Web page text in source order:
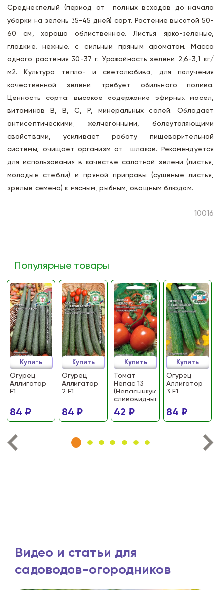
Среднеспелый (период от полных всходов до начала
уборки на зелень 35-45 дней) сорт. Растение высотой 50-
60 см, хорошо облиственное. Листья ярко-зеленые,
гладкие, нежные, с сильным пряным ароматом. Масса
одного растения 30-37 г. Урожайность зелени 2,6-3,1 кг/
м2. Культура тепло- и светолюбива, для получения
качественной зелени требует обильного полива.
Ценность сорта: высокое содержание эфирных масел,
витаминов В, В, С, Р, минеральных солей. Обладает
антисептическими, желчегонными, болеутоляющими
свойствами, усиливает работу пищеварительной
системы, очищает организм от шлаков. Рекомендуется
для использования в качестве салатной зелени (листья,
молодые стебли) и пряной приправы (сушеные листья,
зрелые семена) к мясным, рыбным, овощным блюдам.
10016
Популярные товары
Огурец
Аллигатор
F1
84 ₽
Купить
Огурец
Аллигатор
2 F1
84 ₽
Купить
Томат
Непас 13
(Непасынкующийся
сливовидный)
42 ₽
Купить
Огурец
Аллигатор
3 F1
84 ₽
Купить
Видео и статьи для
садоводов-огородников